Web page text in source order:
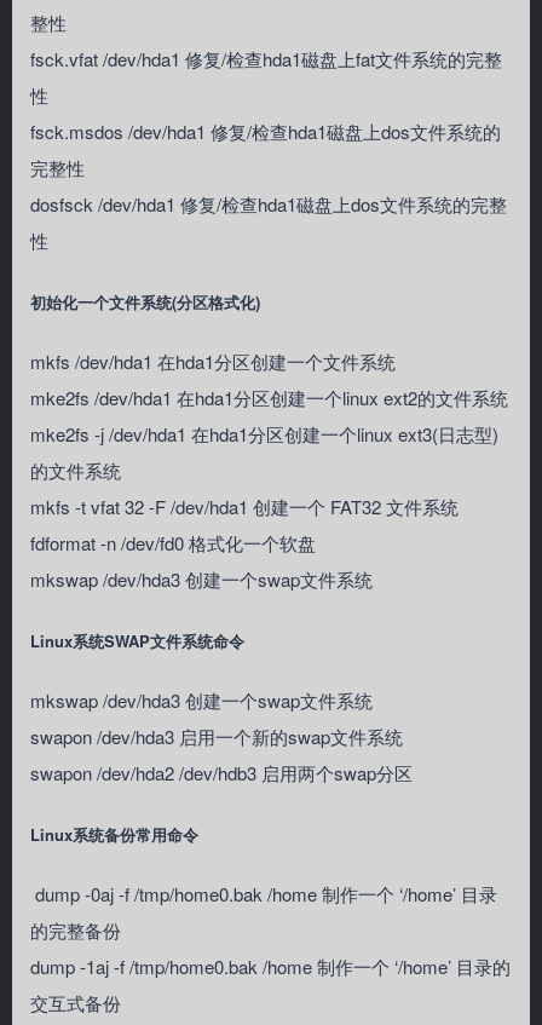
整性
fsck.vfat /dev/hda1 修复/检查hda1磁盘上fat文件系统的完整
性
fsck.msdos /dev/hda1 修复/检查hda1磁盘上dos文件系统的
完整性
dosfsck /dev/hda1 修复/检查hda1磁盘上dos文件系统的完整
性
初始化一个文件系统(分区格式化)
mkfs /dev/hda1 在hda1分区创建一个文件系统
mke2fs /dev/hda1 在hda1分区创建一个linux ext2的文件系统
mke2fs -j /dev/hda1 在hda1分区创建一个linux ext3(日志型)
的文件系统
mkfs -t vfat 32 -F /dev/hda1 创建一个 FAT32 文件系统
fdformat -n /dev/fd0 格式化一个软盘
mkswap /dev/hda3 创建一个swap文件系统
Linux系统SWAP文件系统命令
mkswap /dev/hda3 创建一个swap文件系统
swapon /dev/hda3 启用一个新的swap文件系统
swapon /dev/hda2 /dev/hdb3 启用两个swap分区
Linux系统备份常用命令
dump -0aj -f /tmp/home0.bak /home 制作一个 ‘/home’ 目录
的完整备份
dump -1aj -f /tmp/home0.bak /home 制作一个 ‘/home’ 目录的
交互式备份